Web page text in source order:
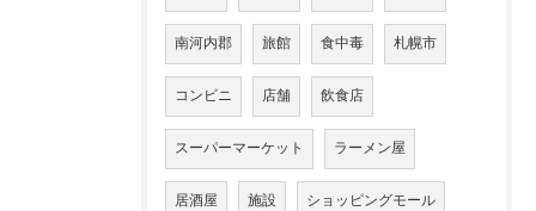
南河内郡 旅館 食中毒 札幌市
コンビニ 店舗 飲食店
スーパーマーケット ラーメン屋
居酒屋 施設 ショッピングモール